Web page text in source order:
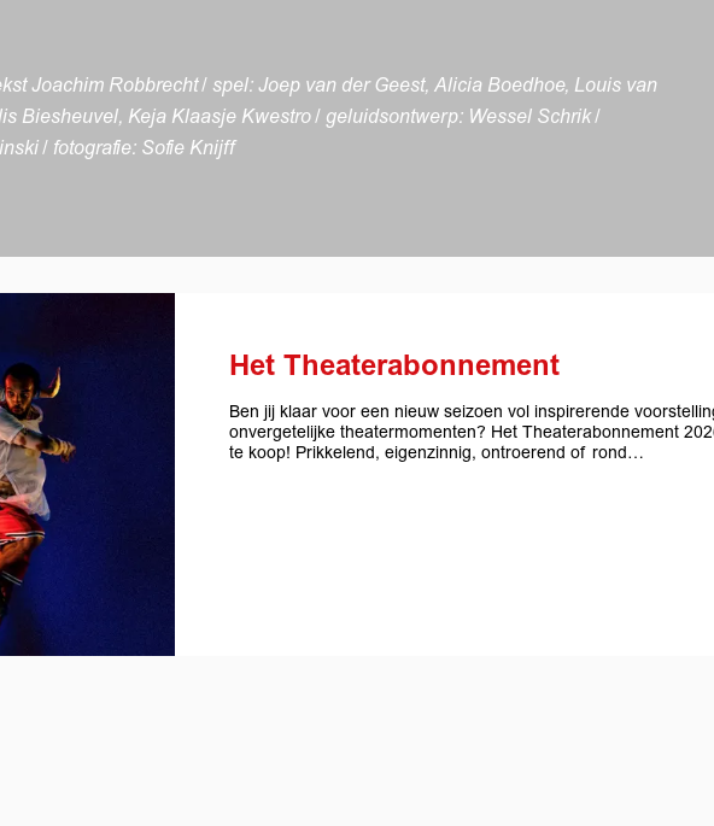
Joachim Robbrecht / spel: Joep van der Geest, Alicia Boedhoe, Louis van
Biesheuvel, Keja Klaasje Kwestro / geluidsontwerp: Wessel Schrik /
/ fotografie: Sofie Knijff
Het Theaterabonnement
Ben jij klaar voor een nieuw seizoen vol inspirerende
onvergetelijke theatermomenten? Het Theaterabonnement
te koop! Prikkelend, eigenzinnig, ontroerend of rond…